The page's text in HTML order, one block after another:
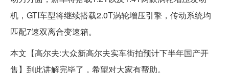
机，GTI车型将继续搭载2.0T涡轮增压引擎，传动系统均
匹配7速双离合变速箱。
本文【高尔夫:大众新高尔夫实车街拍预计下半年国产开
售】到此讲解完毕了，希望对大家有帮助。